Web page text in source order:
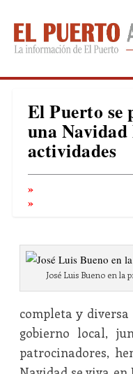
El Puerto
una Navidad
actividades
José Luis Bueno en la
completa y
gobierno local,
patrocinadores,